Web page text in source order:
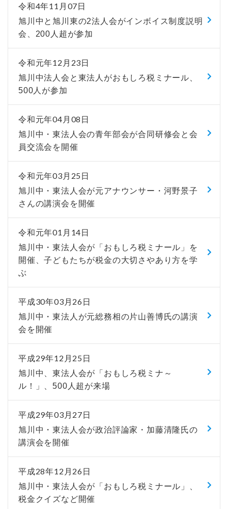
令和4年11月07日
旭川中と旭川東の2法人会がインボイス制度説明
会、200人超が参加
令和元年12月23日
旭川中法人会と東法人がおもしろ税ミナール、
500人が参加
令和元年04月08日
旭川中・東法人会の青年部会が合同研修会と会
員交流会を開催
令和元年03月25日
旭川中・東法人会が元アナウンサー・河野景子
さんの講演会を開催
令和元年01月14日
旭川中・東法人会が「おもしろ税ミナール」を
開催、子どもたちが税金の大切さやあり方を学
ぶ
平成30年03月26日
旭川中・東法人が元総務相の片山善博氏の講演
会を開催
平成29年12月25日
旭川中、東法人会が「おもしろ税ミナ～
ル！」、500人超が来場
平成29年03月27日
旭川中・東法人会が政治評論家・加藤清隆氏の
講演会を開催
平成28年12月26日
旭川中・東法人会が「おもしろ税ミナール」、
税金クイズなど開催